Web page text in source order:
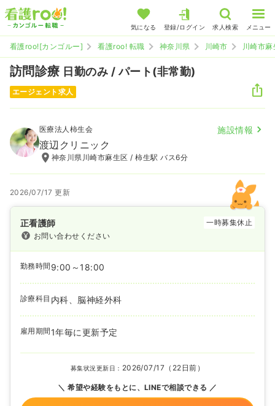
気になる 登録/ログイン 求人検索 メニュー
看護roo![カンゴルー] 看護roo! 転職 神奈川県 川崎市 川崎市
訪問診療 日勤のみ / パート(非常勤)
エージェント求人
医療法人柿生会 施設情報
渡辺クリニック
神奈川県川崎市麻生区 / 柿生駅 バス6分
2026/07/17 更新
正看護師
一時募集休止
お問い合わせください
勤務時間 9:00～18:00
診療科目 内科、脳神経外科
雇用期間 1年毎に更新予定
募集状況更新日： 2026/07/17（22日前）
希望や経験をもとに、LINEで相談できる